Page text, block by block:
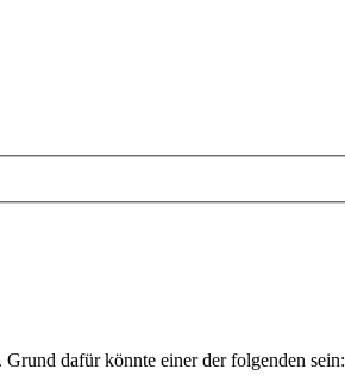
dafür könnte einer der folgenden sein: